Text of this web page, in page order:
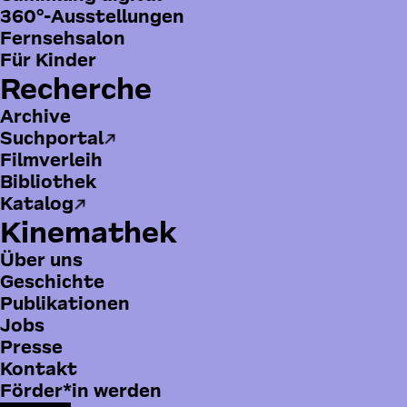
360°-Ausstellungen
Fernsehsalon
Für Kinder
Recherche
Archive
Suchportal
Filmverleih
Bibliothek
Katalog
Kinemathek
Über uns
Geschichte
Publikationen
Jobs
Presse
B
o
Kontakt
Förder*in werden
Online-Vorschau
Sortierung